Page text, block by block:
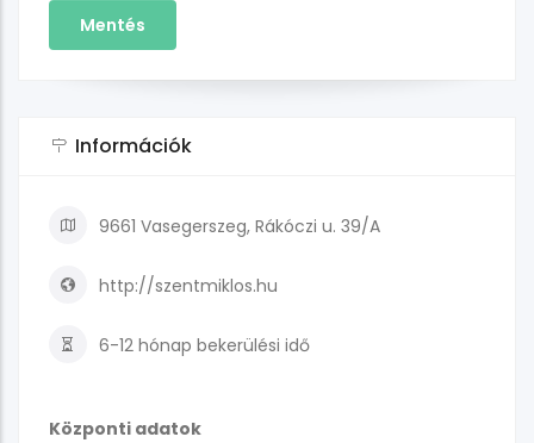
Információk
9661 Vasegerszeg, Rákóczi u. 39/A
http://szentmiklos.hu
6-12 hónap bekerülési idő
Központi adatok